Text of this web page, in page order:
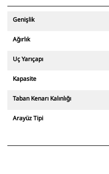
Genişlik
Ağırlık
Uç Yarıçapı
Kapasite
Taban Kenarı Kalınlığı
Arayüz Tipi